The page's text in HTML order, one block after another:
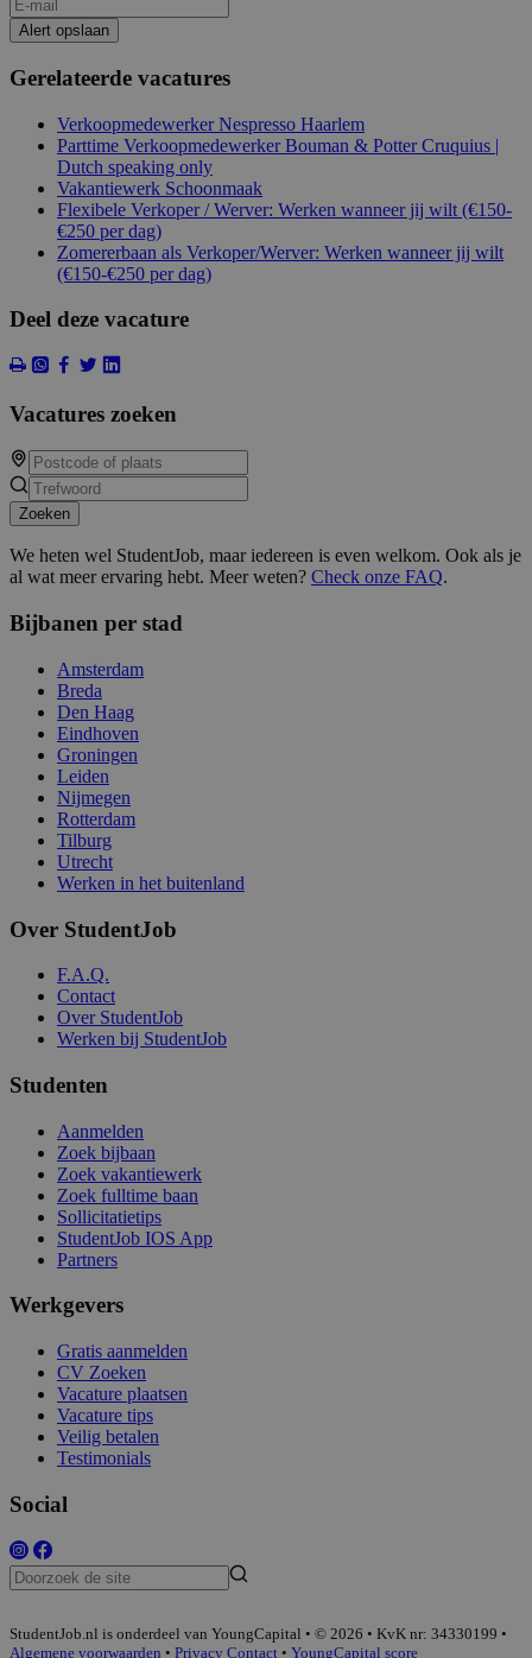
Alert opslaan
Gerelateerde vacatures
Verkoopmedewerker Nespresso Haarlem
Parttime Verkoopmedewerker Bouman & Potter Cruquius |
Dutch speaking only
Vakantiewerk Schoonmaak
Flexibele Verkoper / Werver: Werken wanneer jij wilt (€150-
€250 per dag)
Zomererbaan als Verkoper/Werver: Werken wanneer jij wilt
(€150-€250 per dag)
Deel deze vacature
Vacatures zoeken
Zoeken
We heten wel StudentJob, maar iedereen is even welkom. Ook als je
al wat meer ervaring hebt. Meer weten? Check onze FAQ.
Bijbanen per stad
Amsterdam
Breda
Den Haag
Eindhoven
Groningen
Leiden
Nijmegen
Rotterdam
Tilburg
Utrecht
Werken in het buitenland
Over StudentJob
F.A.Q.
Contact
Over StudentJob
Werken bij StudentJob
Studenten
Aanmelden
Zoek bijbaan
Zoek vakantiewerk
Zoek fulltime baan
Sollicitatietips
StudentJob IOS App
Partners
Werkgevers
Gratis aanmelden
CV Zoeken
Vacature plaatsen
Vacature tips
Veilig betalen
Testimonials
Social
StudentJob.nl is onderdeel van YoungCapital • © 2026 • KvK nr: 34330199 •
Algemene voorwaarden • Privacy Contact • YoungCapital score